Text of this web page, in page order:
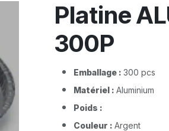
Platine
300P
Emballage : 300 pcs
Matériel : Aluminium
Poids :
Couleur : Argent​